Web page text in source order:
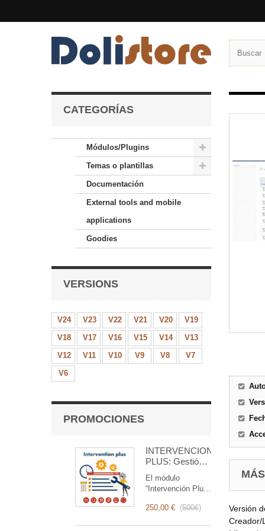
CATEGORÍAS
Módulos/Plugins
Temas o plantillas
Documentación
External tools and mobile
applications
Goodies
VERSIONS
V24 V23 V22 V21 V20
V19
V18
V17 V16 V15 V14
V13
V12
V11 V10 V9 V8
V7
V6
PROMOCIONES
INTERVENCIÓN
PLUS: Gestión
Intervenciones
El módulo
“Intervención Plus”
revolucionaria que
250,00 € (500€) Versión
Creador/